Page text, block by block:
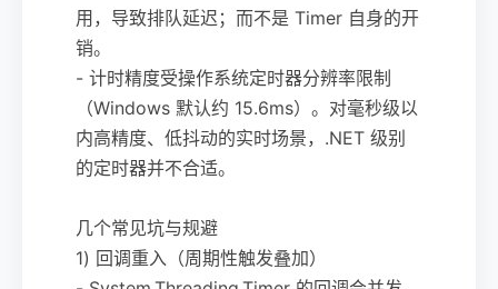
用，导致排队延迟；而不是 Timer 自身的开
销。
- 计时精度受操作系统定时器分辨率限制
（Windows 默认约 15.6ms）。对毫秒级以
内高精度、低抖动的实时场景，.NET 级别
的定时器并不合适。
几个常见坑与规避
1) 回调重入（周期性触发叠加）